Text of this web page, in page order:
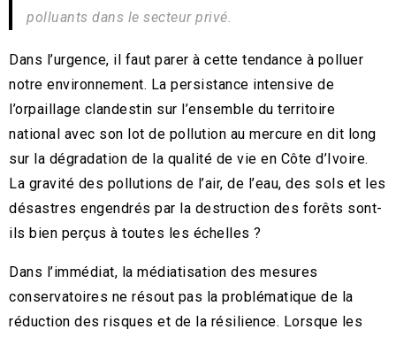
polluants dans le secteur privé.
Dans l’urgence, il faut parer à cette tendance à polluer
notre environnement. La persistance intensive de
l’orpaillage clandestin sur l’ensemble du territoire
national avec son lot de pollution au mercure en dit long
sur la dégradation de la qualité de vie en Côte d’Ivoire.
La gravité des pollutions de l’air, de l’eau, des sols et les
désastres engendrés par la destruction des forêts sont-
ils bien perçus à toutes les échelles ?
Dans l’immédiat, la médiatisation des mesures
conservatoires ne résout pas la problématique de la
réduction des risques et de la résilience. Lorsque les